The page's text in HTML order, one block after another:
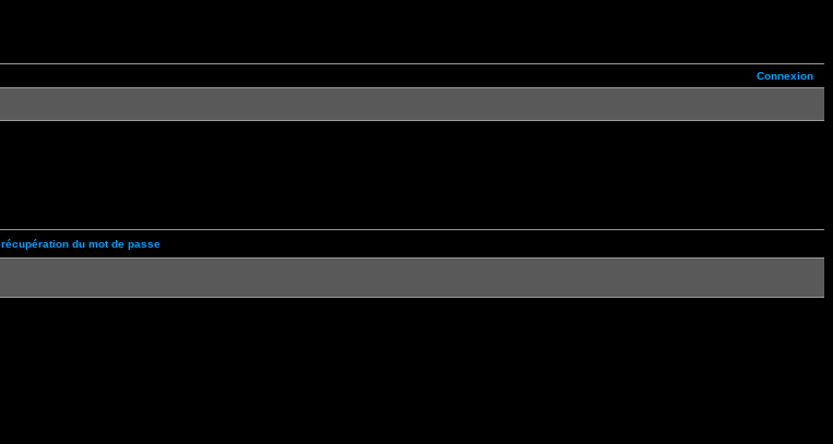
Connexion
récupération du mot de passe